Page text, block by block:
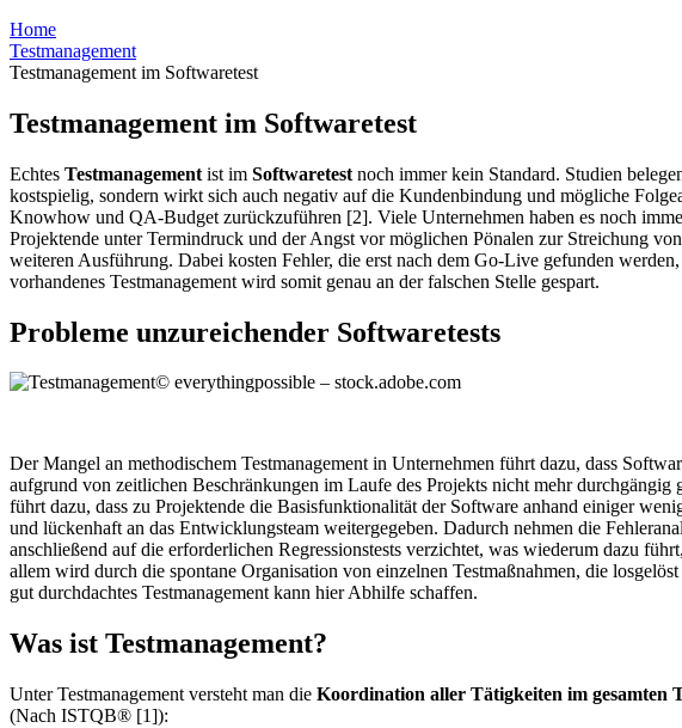
Home
Testmanagement
Testmanagement im Softwaretest
Testmanagement im Softwaretest
Echtes Testmanagement ist im Softwaretest noch immer kein Standard. Studien
kostspielig, sondern wirkt sich auch negativ auf die Kundenbindung und mögliche
Knowhow und QA-Budget zurückzuführen [2]. Viele Unternehmen haben es noch
Projektende unter Termindruck und der Angst vor möglichen Pönalen zur Streichung
weiteren Ausführung. Dabei kosten Fehler, die erst nach dem Go-Live gefunden
vorhandenes Testmanagement wird somit genau an der falschen Stelle gespart.
Probleme unzureichender Softwaretests
© everythingpossible – stock.adobe.com
Der Mangel an methodischem Testmanagement in Unternehmen führt dazu, dass
aufgrund von zeitlichen Beschränkungen im Laufe des Projekts nicht mehr
führt dazu, dass zu Projektende die Basisfunktionalität der Software anhand einiger
und lückenhaft an das Entwicklungsteam weitergegeben. Dadurch nehmen die
anschließend auf die erforderlichen Regressionstests verzichtet, was wiederum dazu
allem wird durch die spontane Organisation von einzelnen Testmaßnahmen, die
gut durchdachtes Testmanagement kann hier Abhilfe schaffen.
Was ist Testmanagement?
Unter Testmanagement versteht man die Koordination aller Tätigkeiten im gesamten
(Nach ISTQB® [1]):